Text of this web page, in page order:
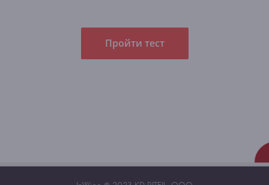
Пройти тест